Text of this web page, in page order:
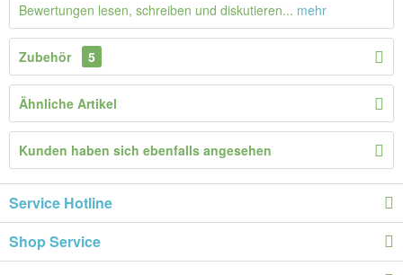
Bewertungen lesen, schreiben und diskutieren... mehr
Zubehör 5
Ähnliche Artikel
Kunden haben sich ebenfalls angesehen
Service Hotline
Shop Service